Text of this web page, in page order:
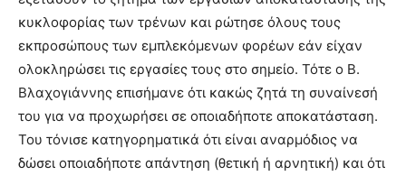
κυκλοφορίας των τρένων και ρώτησε όλους τους
εκπροσώπους των εμπλεκόμενων φορέων εάν είχαν
ολοκληρώσει τις εργασίες τους στο σημείο. Τότε ο Β.
Βλαχογιάννης επισήμανε ότι κακώς ζητά τη συναίνεσή
του για να προχωρήσει σε οποιαδήποτε αποκατάσταση.
Του τόνισε κατηγορηματικά ότι είναι αναρμόδιος να
δώσει οποιαδήποτε απάντηση (θετική ή αρνητική) και ότι